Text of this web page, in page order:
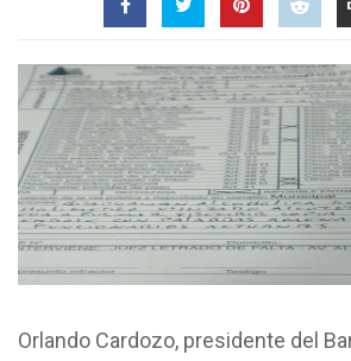
Orlando Cardozo, presidente del